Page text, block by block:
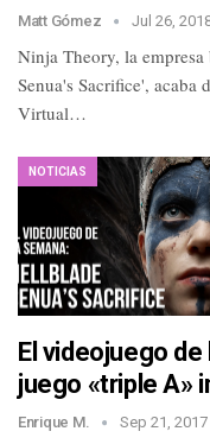
Matt Gómez Jul 26,
Ninja Theory, la
Senua's Sacrifice', acaba
Virtual…
NOTICIAS
El videojuego
juego «triple A»
Enrique M. Sep 21, 2017